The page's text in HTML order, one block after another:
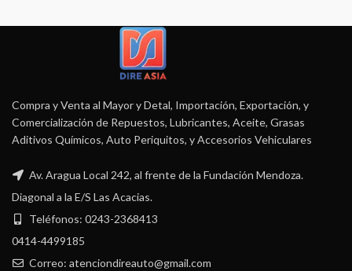
Compra y Venta al Mayor y Detal, Importación, Exportación, y
Comercialización de Repuestos, Lubricantes, Aceite, Grasas
Aditivos Químicos, Auto Periquitos, y Accesorios Vehiculares
Av. Aragua Local 242, al frente de la Fundación Mendoza.
Diagonal a la E/S Las Acacias.
Teléfonos: 0243-2368413
0414-4499185
Correo: atenciondireauto@gmail.com